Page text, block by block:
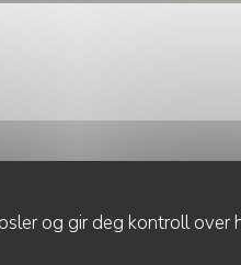
og gir deg kontroll over